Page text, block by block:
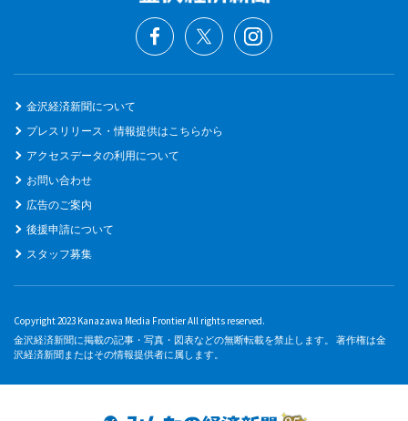
金沢経済新聞について
プレスリリース・情報提供はこちらから
アクセスデータの利用について
お問い合わせ
広告のご案内
後援申請について
スタッフ募集
Copyright 2023 Kanazawa Media Frontier All rights reserved.
金沢経済新聞に掲載の記事・写真・図表などの無断転載を禁止します。 著作権は金
沢経済新聞またはその情報提供者に属します。